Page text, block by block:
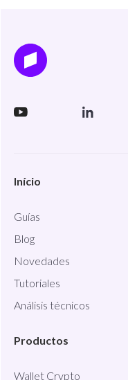
Início
Guías
Blog
Novedades
Tutoriales
Análisis técnicos
Productos
Wallet Crypto